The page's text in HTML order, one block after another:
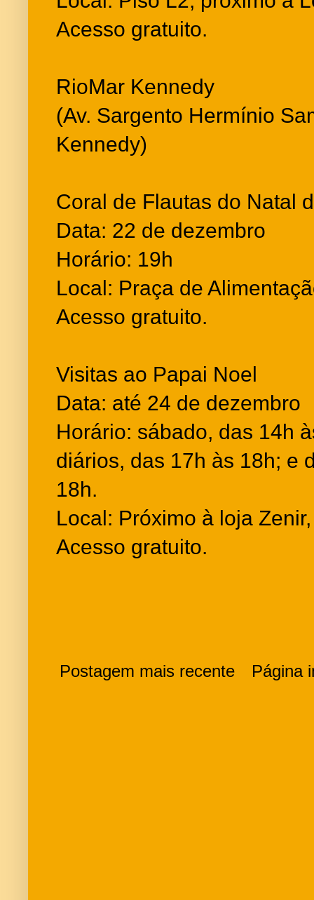
Acesso gratuito.
RioMar Kennedy
(Av. Sargento Hermínio
Kennedy)
Coral de Flautas do Natal
Data: 22 de dezembro
Horário: 19h
Local: Praça de
Acesso gratuito.
Visitas ao Papai Noel
Data: até 24 de dezembro
Horário: sábado, das 14h
diários, das 17h às 18h; e
18h.
Local: Próximo à loja
Acesso gratuito.
Postagem mais recente Página